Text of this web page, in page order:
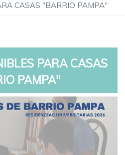
CASAS "BARRIO PAMPA"
PARA CASAS
PAMPA"